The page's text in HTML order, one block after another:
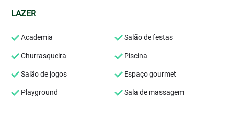
LAZER
Academia Salão de festas
Churrasqueira Piscina
Salão de jogos Espaço gourmet
Playground Sala de massagem